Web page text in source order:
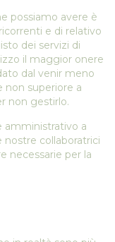
possiamo avere è
e di relativo
dei servizi di
il maggior onere
dal venir meno
non superiore a
non gestirlo.
amministrativo a
collaboratrici
necessarie per la